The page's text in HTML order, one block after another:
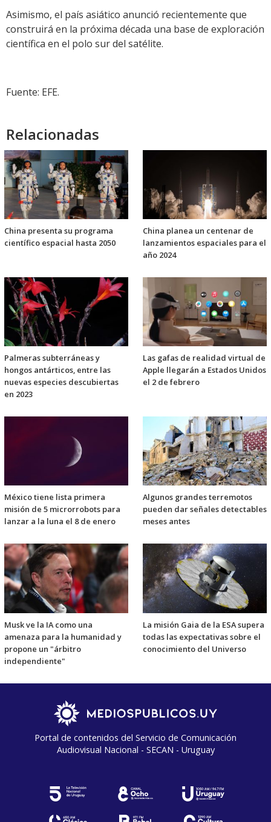
Asimismo, el país asiático anunció recientemente que
construirá en la próxima década una base de exploración
científica en el polo sur del satélite.
Fuente: EFE.
Relacionadas
China presenta su programa
científico espacial hasta 2050
China planea un centenar de
lanzamientos espaciales para el
año 2024
Palmeras subterráneas y
hongos antárticos, entre las
nuevas especies descubiertas
en 2023
Las gafas de realidad virtual de
Apple llegarán a Estados Unidos
el 2 de febrero
México tiene lista primera
misión de 5 microrrobots para
lanzar a la luna el 8 de enero
Algunos grandes terremotos
pueden dar señales detectables
meses antes
Musk ve la IA como una
amenaza para la humanidad y
propone un "árbitro
independiente"
La misión Gaia de la ESA supera
todas las expectativas sobre el
conocimiento del Universo
Portal de contenidos del Servicio de Comunicación
Audiovisual Nacional - SECAN - Uruguay